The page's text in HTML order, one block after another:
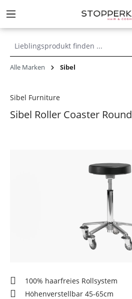
springen
Alle Marken Sibel
Sibel Roller Coaster Round
Sibel Furniture
100% haarfreies Rollsystem
Höhenverstellbar 45-65cm